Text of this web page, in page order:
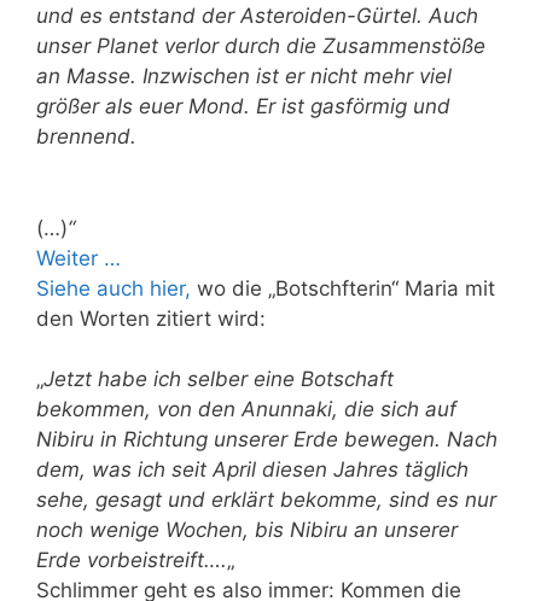
und es entstand der Asteroiden-Gürtel. Auch
unser Planet verlor durch die Zusammenstöße
an Masse. Inzwischen ist er nicht mehr viel
größer als euer Mond. Er ist gasförmig und
brennend.
(…)“
Weiter …
Siehe auch hier, wo die „Botschfterin“ Maria mit
den Worten zitiert wird:
„Jetzt habe ich selber eine Botschaft
bekommen, von den Anunnaki, die sich auf
Nibiru in Richtung unserer Erde bewegen. Nach
dem, was ich seit April diesen Jahres täglich
sehe, gesagt und erklärt bekomme, sind es nur
noch wenige Wochen, bis Nibiru an unserer
Erde vorbeistreift….„
Schlimmer geht es also immer: Kommen die